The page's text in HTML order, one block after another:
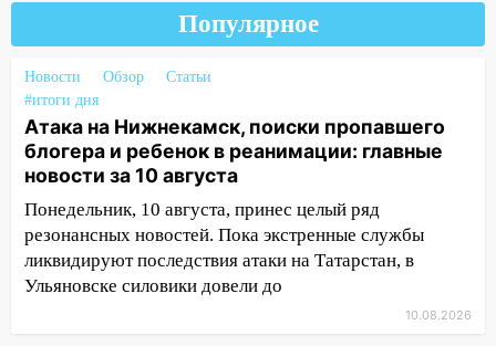
Масштабные поиски на Волге: в
Ульяновской области продолжают
катера блогера
11:53 Стало известно о состоянии
девочки, которую зажало между
автомобилем и перилами во время
«пьяного» ДТП на Федерации
11:29 Сергей Клопков назначен
начальником управления
административно-технического
контроля администрации Ульяновска
Популярное
Новости Обзор
Статьи
#итоги дня
Атака на Нижнекамск, поиски пропавшего
блогера и ребенок в реанимации: главные
новости за 10 августа
Понедельник, 10 августа, принес целый ряд
резонансных новостей. Пока экстренные службы
ликвидируют последствия атаки на Татарстан, в
Ульяновске силовики довели до
10.08.2026